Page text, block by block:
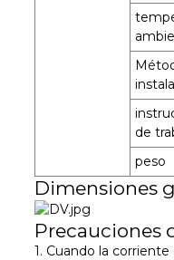
de
peso
Dimensiones
Precauciones
1. Cuando la